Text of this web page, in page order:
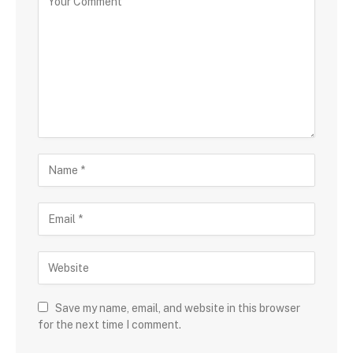
Save my name, email, and website in this browser
for the next time I comment.